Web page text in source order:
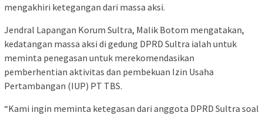
mengakhiri ketegangan dari massa aksi.
Jendral Lapangan Korum Sultra, Malik Botom mengatakan,
kedatangan massa aksi di gedung DPRD Sultra ialah untuk
meminta penegasan untuk merekomendasikan
pemberhentian aktivitas dan pembekuan Izin Usaha
Pertambangan (IUP) PT TBS.
“Kami ingin meminta ketegasan dari anggota DPRD Sultra soal